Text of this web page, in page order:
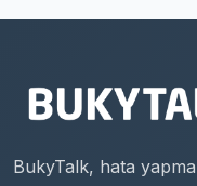
BukyTalk, hata